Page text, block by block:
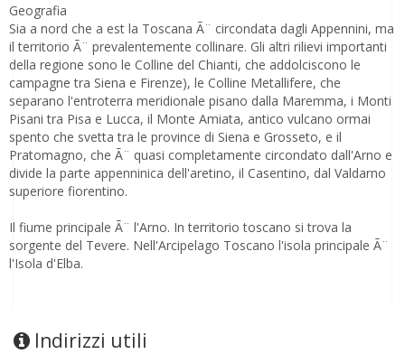
Geografia
Sia a nord che a est la Toscana Ã¨ circondata dagli Appennini, ma
il territorio Ã¨ prevalentemente collinare. Gli altri rilievi importanti
della regione sono le Colline del Chianti, che addolciscono le
campagne tra Siena e Firenze), le Colline Metallifere, che
separano l'entroterra meridionale pisano dalla Maremma, i Monti
Pisani tra Pisa e Lucca, il Monte Amiata, antico vulcano ormai
spento che svetta tra le province di Siena e Grosseto, e il
Pratomagno, che Ã¨ quasi completamente circondato dall'Arno e
divide la parte appenninica dell'aretino, il Casentino, dal Valdarno
superiore fiorentino.
Il fiume principale Ã¨ l'Arno. In territorio toscano si trova la
sorgente del Tevere. Nell'Arcipelago Toscano l'isola principale Ã¨
l'Isola d'Elba.
Indirizzi utili